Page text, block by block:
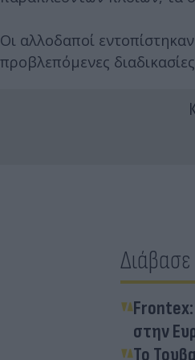
Οι αλλοδαποί
προβλεπόμενες
στην
Το